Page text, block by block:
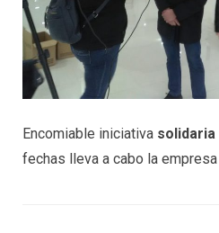
Encomiable iniciativa solidaria
fechas lleva a cabo la empresa